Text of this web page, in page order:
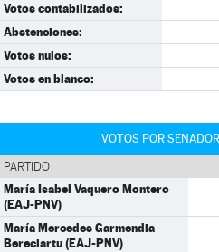
Votos contabilizados:
Abstenciones:
Votos nulos:
Votos en blanco:
VOTOS POR
PARTIDO
María Isabel Vaquero Montero
(EAJ-PNV)
María Mercedes Garmendia
Bereciartu (EAJ-PNV)